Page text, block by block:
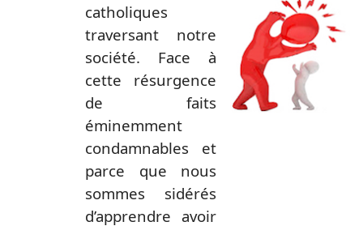
catholiques
traversant notre
société. Face à
cette résurgence
de faits
éminemment
condamnables et
parce que nous
sommes sidérés
d’apprendre avoir